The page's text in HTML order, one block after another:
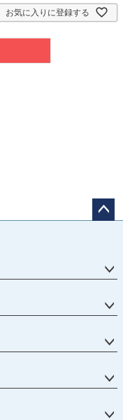
お気に入りに登録する